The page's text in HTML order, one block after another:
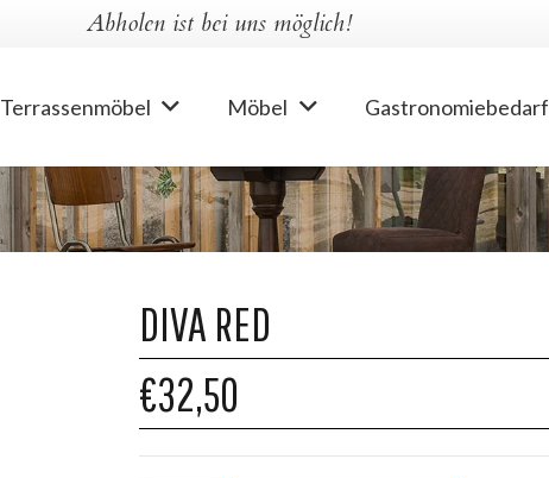
Abholen ist bei uns möglich!
Terrassenmöbel Möbel Gastronomiebedarf
DIVA RED
€32,50